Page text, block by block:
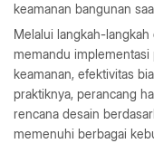
keamanan bangunan
Melalui langkah-
memandu implementasi
keamanan, efektivitas
praktiknya, perancang
rencana desain
memenuhi berbagai